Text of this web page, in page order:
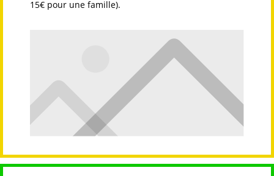
15€ pour une famille).